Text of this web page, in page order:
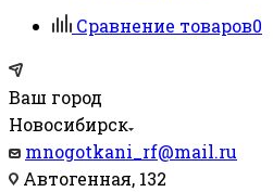
Сравнение товаров0
Ваш город
Новосибирск
mnogotkani_rf@mail.ru
Автогенная, 132